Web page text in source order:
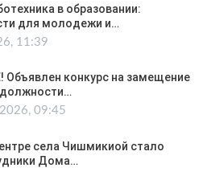
в образовании:
для молодежи и…
11:39
конкурс на замещение
09:45
села Чишмикиой стало
Дома…